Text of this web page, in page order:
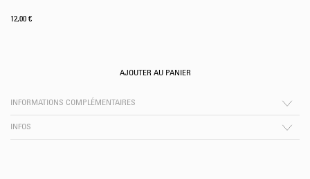
12,00 €
AJOUTER AU PANIER
INFORMATIONS COMPLÉMENTAIRES
INFOS